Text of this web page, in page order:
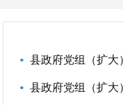
县政府党组（扩大
县政府党组（扩大